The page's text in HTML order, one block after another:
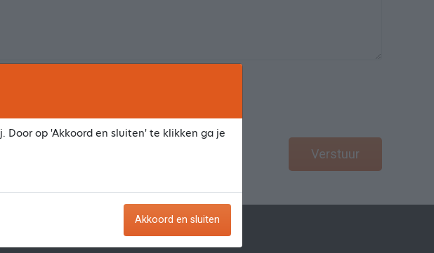
Verstuur
Door op 'Akkoord en sluiten' te klikken ga je
Akkoord en sluiten